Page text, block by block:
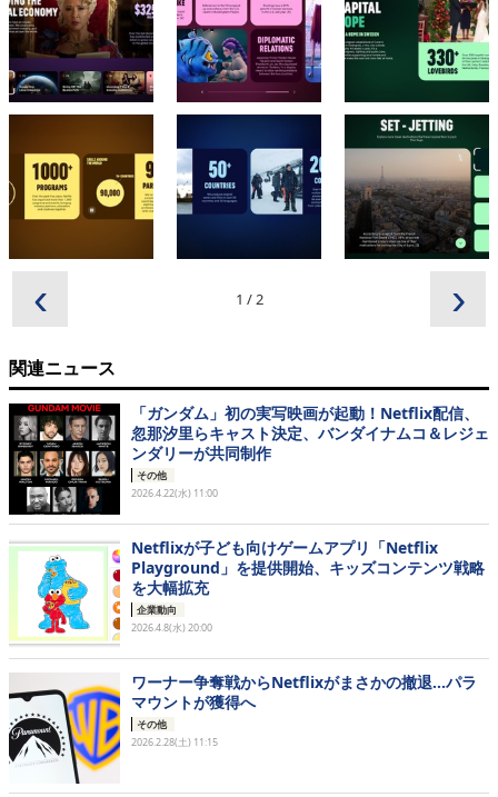
1 /2
‹ ›
関連ニュース
「ガンダム」初の実写映画が起動！Netflix配信、
忽那汐里らキャスト決定、バンダイナムコ＆レジェ
ンダリーが共同制作
その他
2026.4.22(水) 11:00
Netflixが子ども向けゲームアプリ「Netflix
Playground」を提供開始、キッズコンテンツ戦略
を大幅拡充
企業動向
2026.4.8(水) 20:00
ワーナー争奪戦からNetflixがまさかの撤退…パラ
マウントが獲得へ
その他
2026.2.28(土) 11:15